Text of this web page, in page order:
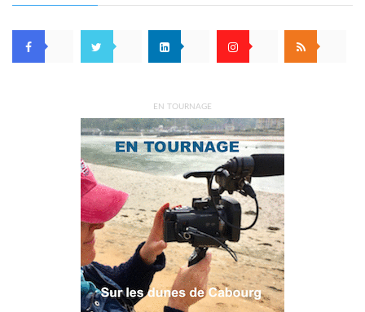
EN TOURNAGE